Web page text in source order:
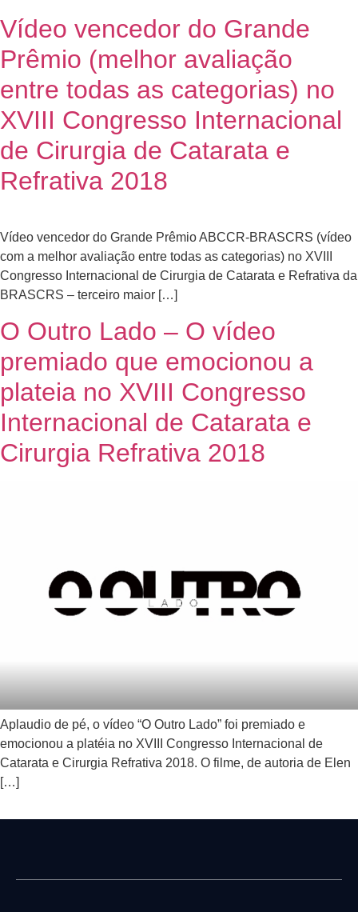
Vídeo vencedor do Grande
Prêmio (melhor avaliação
entre todas as categorias) no
XVIII Congresso Internacional
de Cirurgia de Catarata e
Refrativa 2018
Vídeo vencedor do Grande Prêmio ABCCR-BRASCRS (vídeo
com a melhor avaliação entre todas as categorias) no XVIII
Congresso Internacional de Cirurgia de Catarata e Refrativa da
BRASCRS – terceiro maior […]
O Outro Lado – O vídeo
premiado que emocionou a
plateia no XVIII Congresso
Internacional de Catarata e
Cirurgia Refrativa 2018
Aplaudio de pé, o vídeo “O Outro Lado” foi premiado e
emocionou a platéia no XVIII Congresso Internacional de
Catarata e Cirurgia Refrativa 2018. O filme, de autoria de Elen
[…]